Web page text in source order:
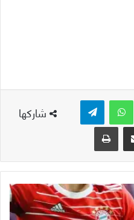
شاركها
بينتيريست واتساب
مشاركة عبر البريد طباعة